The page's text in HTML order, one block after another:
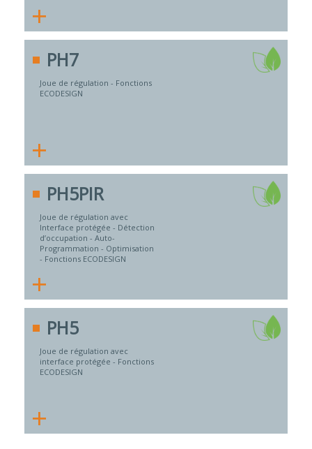
+
PH7
Joue de régulation - Fonctions
ECODESIGN
+
PH5PIR
Joue de régulation avec
Interface protégée - Détection
d’occupation - Auto-
Programmation - Optimisation
- Fonctions ECODESIGN
+
PH5
Joue de régulation avec
interface protégée - Fonctions
ECODESIGN
+